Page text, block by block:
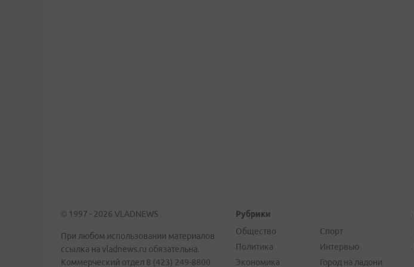
© 1997 - 2026 VLADNEWS
При любом использовании материалов
ссылка на vladnews.ru обязательна.
Коммерческий отдел 8 (423) 249-8800
Рубрики
Общество
Политика
Экономика
Спорт
Интервью
Город на ладони